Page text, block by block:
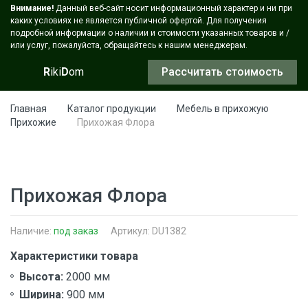
Внимание! Данный веб-сайт носит информационный характер и ни при
каких условиях не является публичной офертой. Для получения
подробной информации о наличии и стоимости указанных товаров и /
или услуг, пожалуйста, обращайтесь к нашим менеджерам.
RikiDom Рассчитать стоимость
Главная Каталог продукции
Мебель в прихожую
Прихожие
Прихожая Флора
Прихожая Флора
Наличие: под заказ Артикул: DU1382
Характеристики товара
Высота: 2000 мм
Ширина: 900 мм